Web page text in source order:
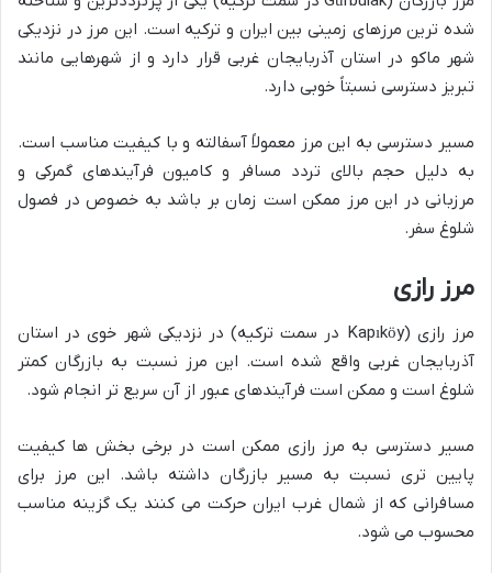
شده ترین مرزهای زمینی بین ایران و ترکیه است. این مرز در نزدیکی
شهر ماکو در استان آذربایجان غربی قرار دارد و از شهرهایی مانند
تبریز دسترسی نسبتاً خوبی دارد.
مسیر دسترسی به این مرز معمولاً آسفالته و با کیفیت مناسب است.
به دلیل حجم بالای تردد مسافر و کامیون فرآیندهای گمرکی و
مرزبانی در این مرز ممکن است زمان بر باشد به خصوص در فصول
شلوغ سفر.
مرز رازی
مرز رازی (Kapıköy در سمت ترکیه) در نزدیکی شهر خوی در استان
آذربایجان غربی واقع شده است. این مرز نسبت به بازرگان کمتر
شلوغ است و ممکن است فرآیندهای عبور از آن سریع تر انجام شود.
مسیر دسترسی به مرز رازی ممکن است در برخی بخش ها کیفیت
پایین تری نسبت به مسیر بازرگان داشته باشد. این مرز برای
مسافرانی که از شمال غرب ایران حرکت می کنند یک گزینه مناسب
محسوب می شود.